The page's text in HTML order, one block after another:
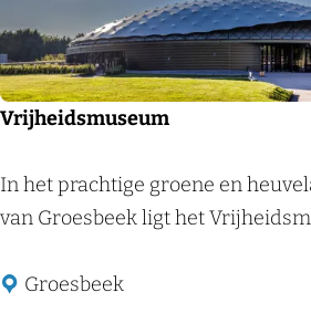
r
o
m
n
l
n
Vrijheidsmuseum
V
r
j
In het prachtige groene en
van Groesbeek ligt het
Groesbeek